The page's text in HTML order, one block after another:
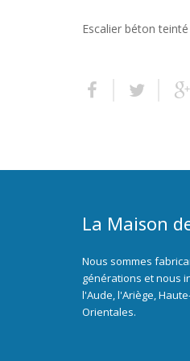
Escalier béton teinté
La Maison
Nous sommes
générations et nous
l'Aude, l'Ariège,
Orientales.